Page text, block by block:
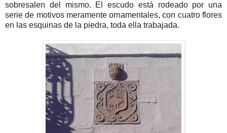
sobresalen del mismo. El escudo está rodeado por una
serie de motivos meramente ornamentales, con cuatro flores
en las esquinas de la piedra, toda ella trabajada.